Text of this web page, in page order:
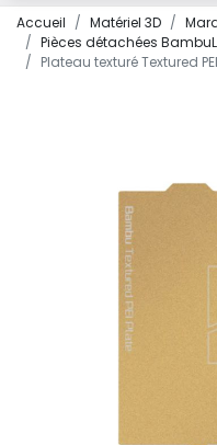
Accueil Matériel 3D
Pièces détachées
Plateau texturé Textured